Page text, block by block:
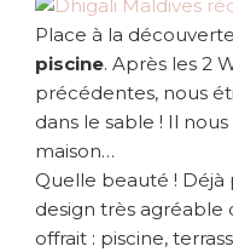
Place à la
piscine. Après les 2
précédentes, nous
dans le sable ! Il
maison…
Quelle beauté ! Déjà
design très agréable
offrait : piscine,